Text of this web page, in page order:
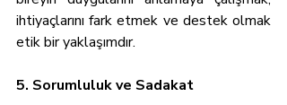
ihtiyaçlarını fark etmek ve destek olmak
etik bir yaklaşımdır.
5. Sorumluluk ve Sadakat